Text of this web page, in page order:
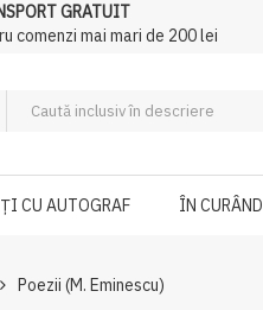
GRATUIT
comenzi mai mari de 200 lei
CU AUTOGRAF ÎN CURÂND
Poezii (M. Eminescu)